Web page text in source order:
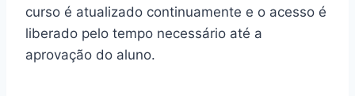
curso é atualizado continuamente e o acesso é
liberado pelo tempo necessário até a
aprovação do aluno.